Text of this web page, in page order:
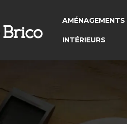
AMÉNAGEMENTS
INTÉRIEURS